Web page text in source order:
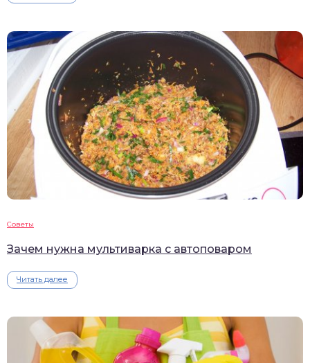
Советы
Зачем нужна мультиварка с автоповаром
Читать далее